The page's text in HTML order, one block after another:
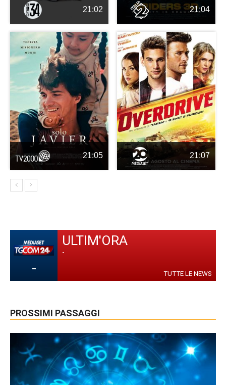
21:02 21:04
21:05 21:07
-
ULTIM'ORA
-
TUTTE LE NEWS
PROSSIMI PASSAGGI